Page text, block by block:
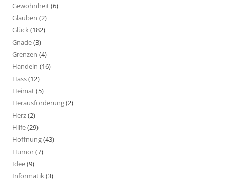
Gewohnheit(6)
Glauben (2)
Glück(182)
Gnade(3)
Grenzen (4)
Handeln (16)
Hass(12)
Heimat(5)
Herausforderung(2)
Herz(2)
Hilfe(29)
Hoffnung(43)
Humor(7)
Idee(9)
Informatik(3)